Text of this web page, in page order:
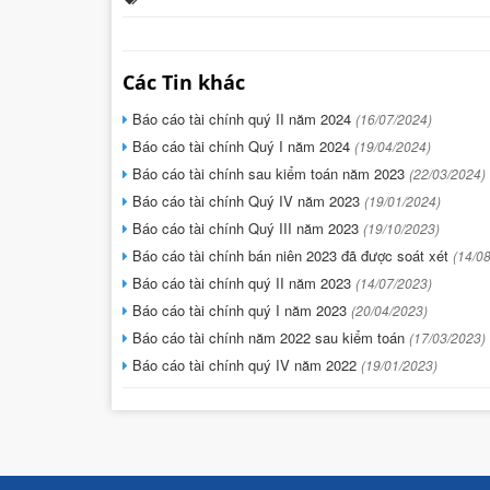
Các Tin khác
Báo cáo tài chính quý II năm 2024 (16/07/2024)
Báo cáo tài chính Quý I năm 2024 (19/04/2024)
Báo cáo tài chính sau kiểm toán năm 2023 (22/03/2024)
Báo cáo tài chính Quý IV năm 2023 (19/01/2024)
Báo cáo tài chính Quý III năm 2023 (19/10/2023)
Báo cáo tài chính bán niên 2023 đã được soát xét (14/
Báo cáo tài chính quý II năm 2023 (14/07/2023)
Báo cáo tài chính quý I năm 2023 (20/04/2023)
Báo cáo tài chính năm 2022 sau kiểm toán (17/03/2023)
Báo cáo tài chính quý IV năm 2022 (19/01/2023)